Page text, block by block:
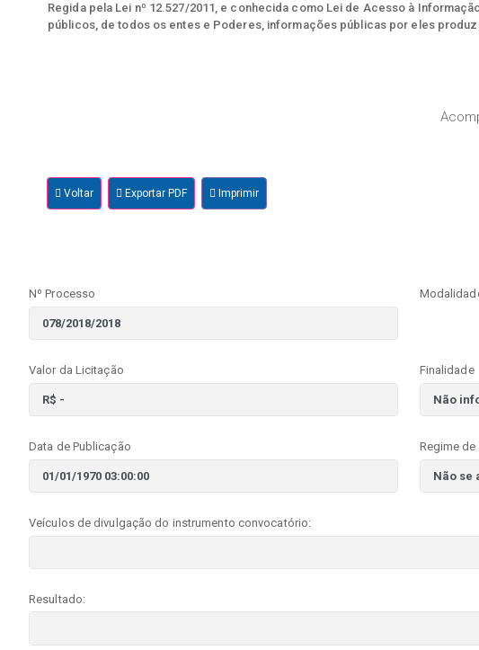
Regida pela Lei nº 12.527/2011, e conhecida como Lei de Acesso à
públicos, de todos os entes e Poderes, informações públicas por eles
Voltar Exportar PDF Imprimir
Nº Processo
Valor da Licitação Finalidade
Data de Publicação Regime de
Veículos de divulgação do instrumento convocatório:
Resultado: